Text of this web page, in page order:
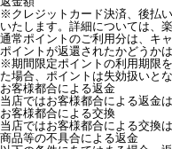
※クレジットカード決済、後払
いたします。詳細については、
通常ポイントのご利用分は、キ
ポイントが返還されたかどうかは
※期間限定ポイントの利用期限
た場合、ポイントは失効扱いと
お客様都合による返金
当店ではお客様都合による返金
お客様都合による交換
当店ではお客様都合による交換
商品等の不具合による返金